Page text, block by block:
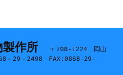
製作所
〒708-1224 岡山
－29－2498 FAX:0868-29-